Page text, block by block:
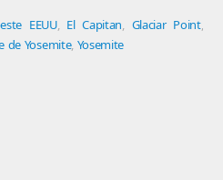
EEUU, El Capitan, Glaciar Point,
de Yosemite, Yosemite